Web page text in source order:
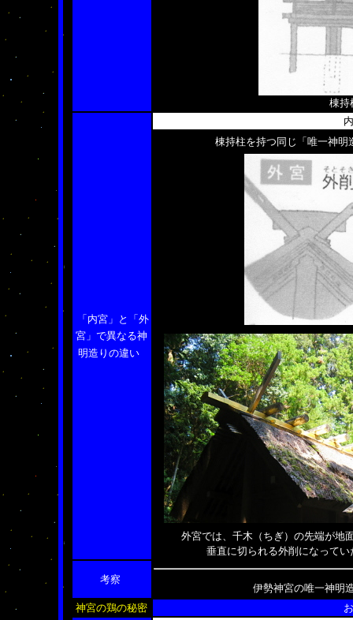
棟持
「内宮」と「外
宮」で異なる神
明造りの違い
棟持柱を持つ同じ「唯一神
外宮では、千木（ちぎ）の先端が地
垂直に切られる外削になってい
考察
伊勢神宮の唯一神明
神宮の鶏の秘密